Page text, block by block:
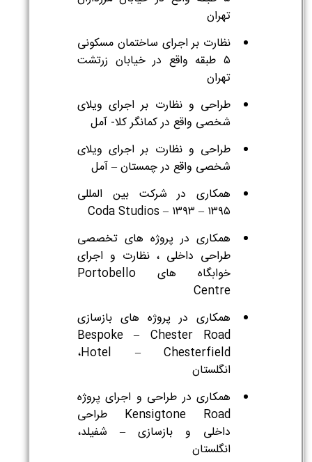
تهران
نظارت بر اجرای ساختمان مسکونی
۵ طبقه واقع در خیابان زرتشت
تهران
طراحی و نظارت بر اجرای ویلای
شخصی واقع در کمانگر کلا- آمل
طراحی و نظارت بر اجرای ویلای
شخصی واقع در چمستان – آمل
همکاری در شرکت بین المللی
Coda Studios – ۱۳۹۳ – ۱۳۹۵
همکاری در پروژه های تخصصی
طراحی داخلی ، نظارت و اجرای
خوابگاه های Portobello
Centre
همکاری در پروژه های بازسازی
Bespoke – Chester Road
Hotel – Chesterfield،
انگلستان
همکاری در طراحی و اجرای پروژه
Kensigtone Road طراحی
داخلی و بازسازی – شفیلد،
انگلستان